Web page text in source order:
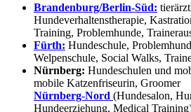
Brandenburg/Berlin-Süd:
Hundeverhaltenstherapie,
Training, Problemhunde,
Fürth: Hundeschule,
Welpenschule, Social Walks,
Nürnberg: Hundeschulen und
mobile Katzenfriseurin, Groomer
Nürnberg-Nord (Hundesalon,
Hundeerziehung, Medical